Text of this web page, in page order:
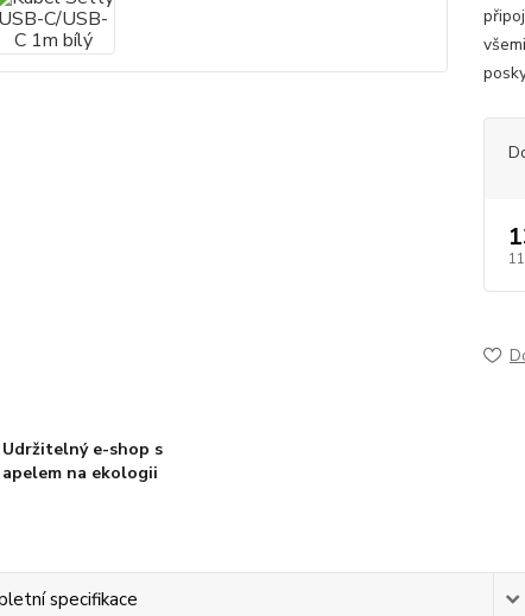
Udržitelný e-shop s
apelem na ekologii
specifikace